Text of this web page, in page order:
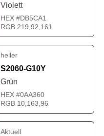
Violett
HEX #DB5CA1
RGB 219,92,161
heller
S2060-G10Y
Grün
HEX #0AA360
RGB 10,163,96
Aktuell